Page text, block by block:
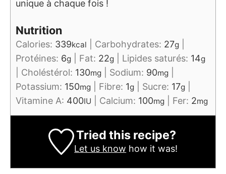
unique à chaque fois !
Nutrition
Calories: 339kcal Carbohydrates: 27g
Protéines: 6g Fat: 22g Lipides saturés: 14g
Choléstérol: 130mg Sodium: 90mg
Potassium: 150mg Fibre: 1g Sucre: 17g
Vitamine A: 400IU Calcium: 100mg Fer: 2mg
Tried this recipe?
Let us know how it was!